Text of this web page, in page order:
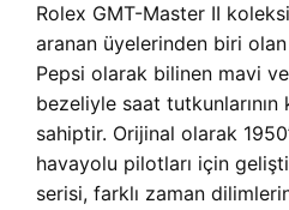
Rolex GMT-Master II
aranan üyelerinden biri olan
Pepsi olarak bilinen mavi ve
bezeliyle saat
sahiptir. Orijinal olarak
havayolu pilotları için
serisi, farklı zaman